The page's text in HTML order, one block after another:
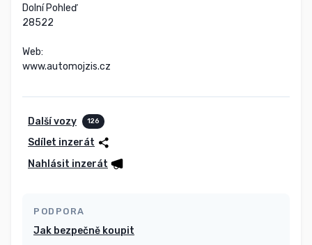
Dolní Pohleď
28522
Web:
www.automojzis.cz
Další vozy 126
Sdílet inzerát
Nahlásit inzerát
PODPORA
Jak bezpečně koupit